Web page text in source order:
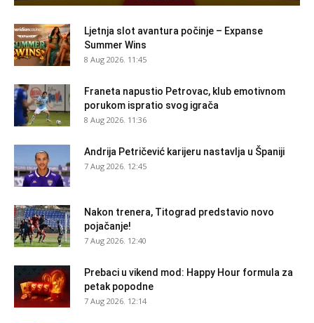
Ljetnja slot avantura počinje – Expanse
Summer Wins
8 Aug 2026. 11:45
Franeta napustio Petrovac, klub emotivnom
porukom ispratio svog igrača
8 Aug 2026. 11:36
Andrija Petričević karijeru nastavlja u Španiji
7 Aug 2026. 12:45
Nakon trenera, Titograd predstavio novo
pojačanje!
7 Aug 2026. 12:40
Prebaci u vikend mod: Happy Hour formula za
petak popodne
7 Aug 2026. 12:14